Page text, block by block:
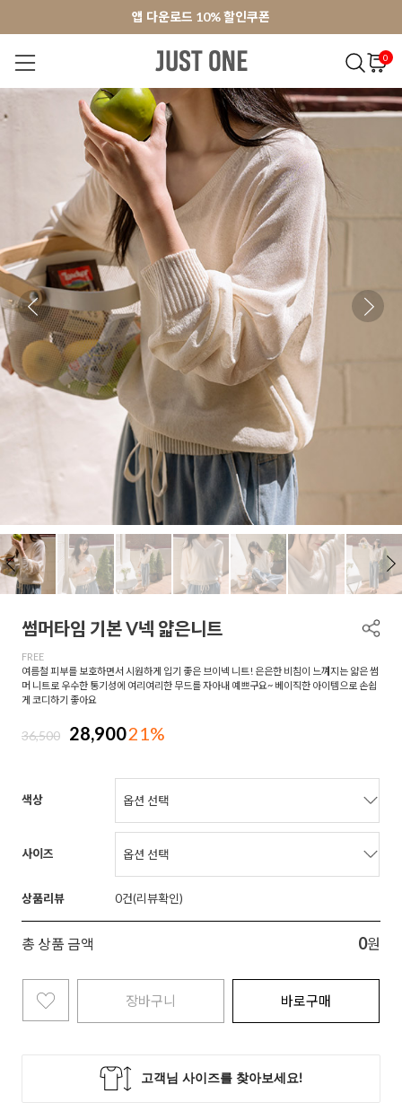
앱 다운로드 10% 할인쿠폰
회원가입 쿠폰 3000원
앱 다운로드 10% 할인쿠폰
회원가입 쿠폰 3000원
0
BEST 오늘출발 MADE . J 상의 팬츠 아
썸머타임 기본 V넥 얇은니트
FREE
여름철 피부를 보호하면서 시원하게 입기 좋은 브이넥 니트! 은은한 비침이 느껴지는 얇은 썸
머 니트로 우수한 통기성에 여리여리한 무드를 자아내 예쁘구요~ 베이직한 아이템으로 손쉽
게 코디하기 좋아요
36,500 28,90021%
색상
사이즈
상품리뷰 0
총 상품 금액 0원
장바구니 바로구매